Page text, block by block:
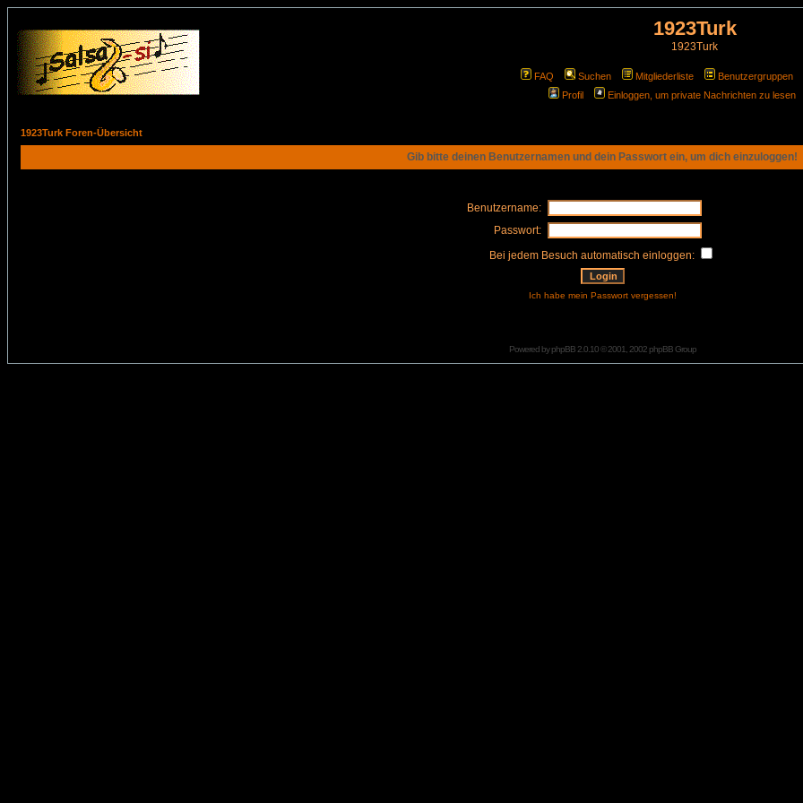
1923Turk
1923Turk
FAQ Suchen Mitgliederliste Benutzergruppen
Profil
Einloggen, um private Nachrichten zu lesen
1923Turk Foren-Übersicht
Gib bitte deinen Benutzernamen und dein Passwort ein, um dich einzuloggen!
Benutzername:
Passwort:
Bei jedem Besuch automatisch einloggen:
Ich habe mein Passwort vergessen!
Powered byphpBB2.0.10 © 2001, 2002 phpBB Group